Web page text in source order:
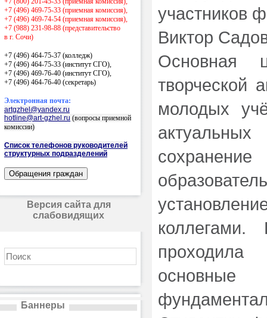
+7 (496) 469-75-33 (приемная комиссия),
+7 (496) 469-74-54 (приемная комиссия),
+7 (988) 231-98-88 (представительство
в г. Сочи)
+7 (496) 464-75-37 (колледж)
+7 (496) 464-75-33 (институт СГО),
+7 (496) 469-76-40 (институт СГО),
+7 (496) 464-76-40 (секретарь)
Электронная почта:
artgzhel@yandex.ru
hotline@art-gzhel.ru (вопросы приемной
комиссии)
Список телефонов руководителей
структурных подразделений
Версия сайта для
слабовидящих
Баннеры
участников
Виктор
Основная
творческой
молодых
основные